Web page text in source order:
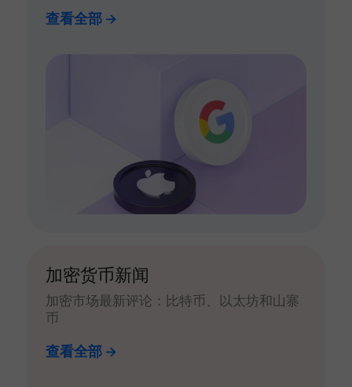
查看全部
加密货币新闻
加密市场最新评论：比特币、以太坊和山寨
币
查看全部